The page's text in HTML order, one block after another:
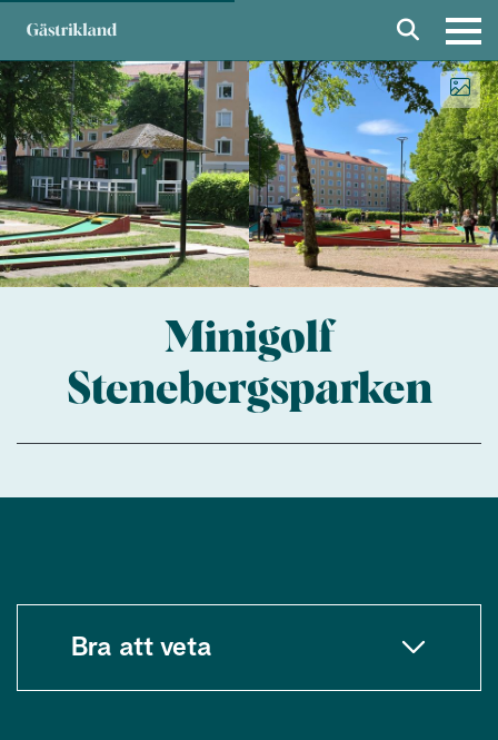
Minigolf
Stenebergsparken
Bra att veta